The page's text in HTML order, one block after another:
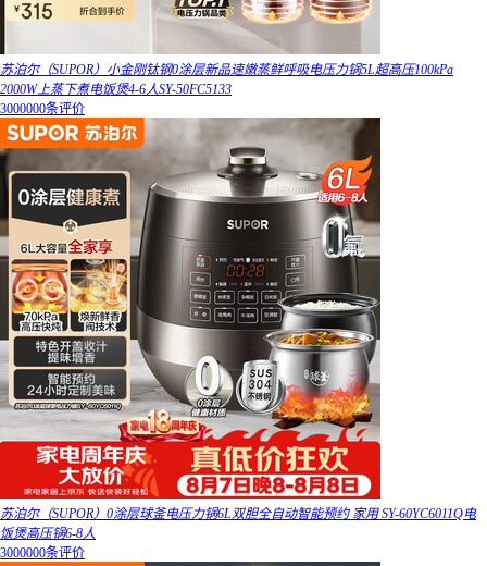
苏泊尔（SUPOR）小金刚钛钢0涂层新品速嫩蒸鲜呼吸电压力锅5L超高压100kPa
2000W上蒸下煮电饭煲4-6人SY-50FC5133
3000000条评价
苏泊尔（SUPOR）0涂层球釜电压力锅6L双胆全自动智能预约 家用 SY-60YC6011Q电
饭煲高压锅6-8人
3000000条评价